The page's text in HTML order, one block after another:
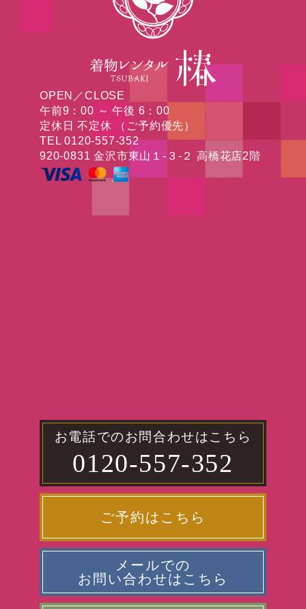
OPEN／CLOSE
午前9：00 ～ 午後 6：00
定休日 不定休 （ご予約優先）
TEL 0120-557-352
920-0831 金沢市東山１-３-２ 高橋花店2階
お電話でのお問合わせはこちら
0120-557-352
ご予約はこちら
メールでの
お問い合わせはこちら